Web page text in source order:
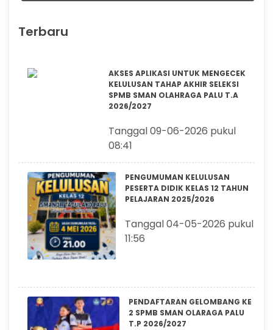
Terbaru
AKSES APLIKASI UNTUK MENGECEK
KELULUSAN TAHAP AKHIR SELEKSI
SPMB SMAN OLAHRAGA PALU T.A
2026/2027
Tanggal 09-06-2026 pukul
08:41
PENGUMUMAN KELULUSAN
PESERTA DIDIK KELAS 12 TAHUN
PELAJARAN 2025/2026
Tanggal 04-05-2026 pukul
11:56
PENDAFTARAN GELOMBANG KE
2 SPMB SMAN OLARAGA PALU
T.P 2026/2027